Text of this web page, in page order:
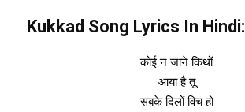
Kukkad Song Lyrics In Hindi:
कोई न जाने किथों
आया है तू
सबके दिलों विच हो